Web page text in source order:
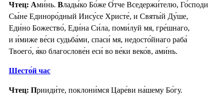
Чтец: Ами́нь. Влады́ко Бо́же О́тче Вседержи́телю, Го́споди
Сы́не Единоро́дный Иису́се Христе́, и Святы́й Ду́ше,
Еди́но Божество́, Еди́на Си́ла, поми́луй мя, гре́шнаго,
и и́миже ве́си судьба́ми, спаси́ мя, недосто́йнаго раба́
Твоего́, я́ко благослове́н еси́ во ве́ки веко́в, ами́нь.
Шесто́й час
Чтец: Прииди́те, поклони́мся Царе́ви на́шему Бо́гу.